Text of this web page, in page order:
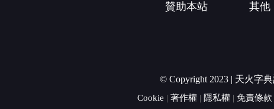
贊助本站
其他
© Copyright 2023 | 天火字
Cookie | 著作權| 隱私權| 免責條款